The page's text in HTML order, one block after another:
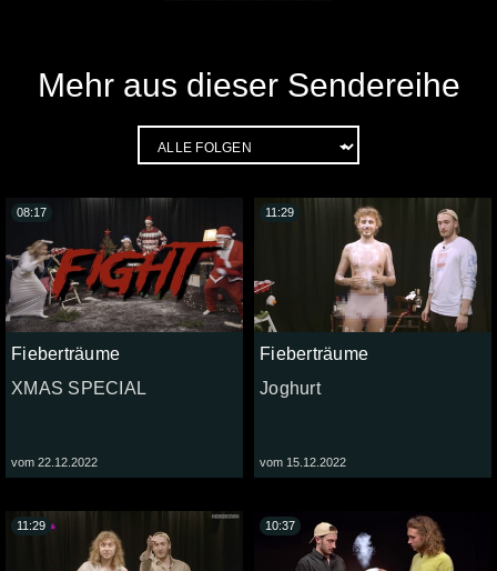
Mehr aus dieser Sendereihe
Fieberträume
XMAS SPECIAL
vom 22.12.2022
08:17
Fieberträume
Joghurt
vom 15.12.2022
11:29
11:29 10:37